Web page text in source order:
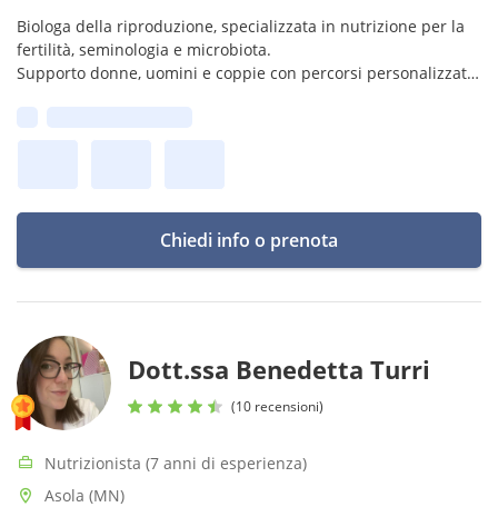
Biologa della riproduzione, specializzata in nutrizione per la
fertilità, seminologia e microbiota.
Supporto donne, uomini e coppie con percorsi personalizzati
Chiedi info o prenota
Dott.ssa Benedetta Turri
(10 recensioni)
Nutrizionista (7 anni di esperienza)
Asola (MN)